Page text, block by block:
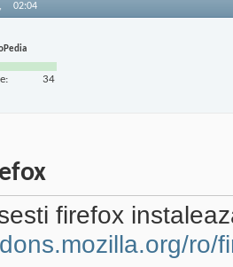
02:04
34
firefox
ro/